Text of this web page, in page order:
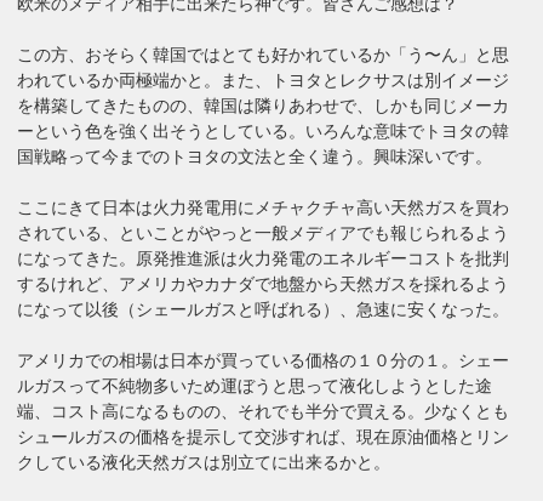
この方、おそらく韓国ではとても好かれているか「う〜ん」と思
われているか両極端かと。また、トヨタとレクサスは別イメージ
を構築してきたものの、韓国は隣りあわせで、しかも同じメーカ
ーという色を強く出そうとしている。いろんな意味でトヨタの韓
国戦略って今までのトヨタの文法と全く違う。興味深いです。
ここにきて日本は火力発電用にメチャクチャ高い天然ガスを買わ
されている、といことがやっと一般メディアでも報じられるよう
になってきた。原発推進派は火力発電のエネルギーコストを批判
するけれど、アメリカやカナダで地盤から天然ガスを採れるよう
になって以後（シェールガスと呼ばれる）、急速に安くなった。
アメリカでの相場は日本が買っている価格の１０分の１。シェー
ルガスって不純物多いため運ぼうと思って液化しようとした途
端、コスト高になるものの、それでも半分で買える。少なくとも
シュールガスの価格を提示して交渉すれば、現在原油価格とリン
クしている液化天然ガスは別立てに出来るかと。